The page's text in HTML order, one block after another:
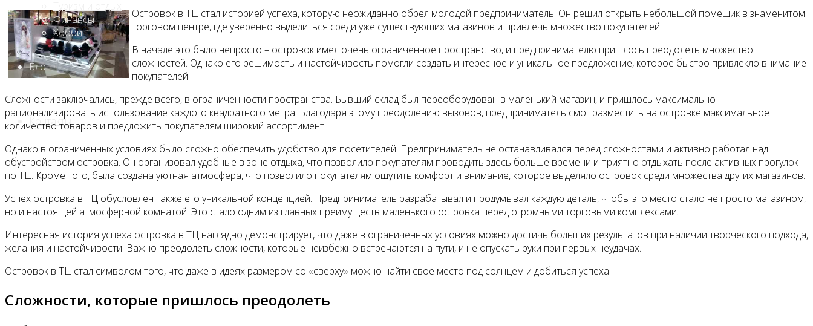
Финансы
Хобби
Блог
Контакты
Островок в ТЦ стал историей успеха, которую неожиданно обрел молодой предприниматель. Он решил открыть небольшой помещик в знаменитом
торговом центре, где уверенно выделиться среди уже существующих магазинов и привлечь множество покупателей.
В начале это было непросто – островок имел очень ограниченное пространство, и предпринимателю пришлось преодолеть множество
сложностей. Однако его решимость и настойчивость помогли создать интересное и уникальное предложение, которое быстро привлекло внимание
покупателей.
Сложности заключались, прежде всего, в ограниченности пространства. Бывший склад был переоборудован в маленький магазин, и пришлось максимально
рационализировать использование каждого квадратного метра. Благодаря этому преодолению вызовов, предприниматель смог разместить на островке максимальное
количество товаров и предложить покупателям широкий ассортимент.
Однако в ограниченных условиях было сложно обеспечить удобство для посетителей. Предприниматель не останавливался перед сложностями и активно работал над
обустройством островка. Он организовал удобные в зоне отдыха, что позволило покупателям проводить здесь больше времени и приятно отдыхать после активных прогулок
по ТЦ. Кроме того, была создана уютная атмосфера, что позволило покупателям ощутить комфорт и внимание, которое выделяло островок среди множества других магазинов.
Успех островка в ТЦ обусловлен также его уникальной концепцией. Предприниматель разрабатывал и продумывал каждую деталь, чтобы это место стало не просто магазином,
но и настоящей атмосферной комнатой. Это стало одним из главных преимуществ маленького островка перед огромными торговыми комплексами.
Интересная история успеха островка в ТЦ наглядно демонстрирует, что даже в ограниченных условиях можно достичь больших результатов при наличии творческого подхода,
желания и настойчивости. Важно преодолеть сложности, которые неизбежно встречаются на пути, и не опускать руки при первых неудачах.
Островок в ТЦ стал символом того, что даже в идеях размером со «сверху» можно найти свое место под солнцем и добиться успеха.
Сложности, которые пришлось преодолеть